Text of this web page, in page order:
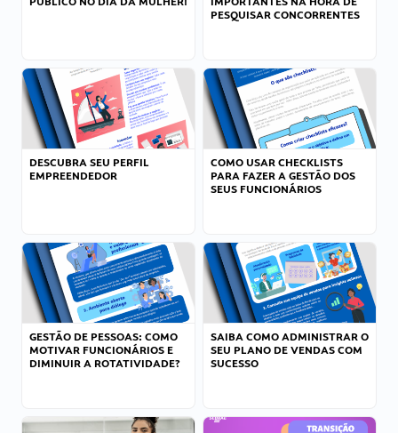
PESQUISAR CONCORRENTES
DESCUBRA SEU PERFIL
EMPREENDEDOR
COMO USAR CHECKLISTS
PARA FAZER A GESTÃO DOS
SEUS FUNCIONÁRIOS
GESTÃO DE PESSOAS: COMO
MOTIVAR FUNCIONÁRIOS E
DIMINUIR A ROTATIVIDADE?
SAIBA COMO ADMINISTRAR O
SEU PLANO DE VENDAS COM
SUCESSO